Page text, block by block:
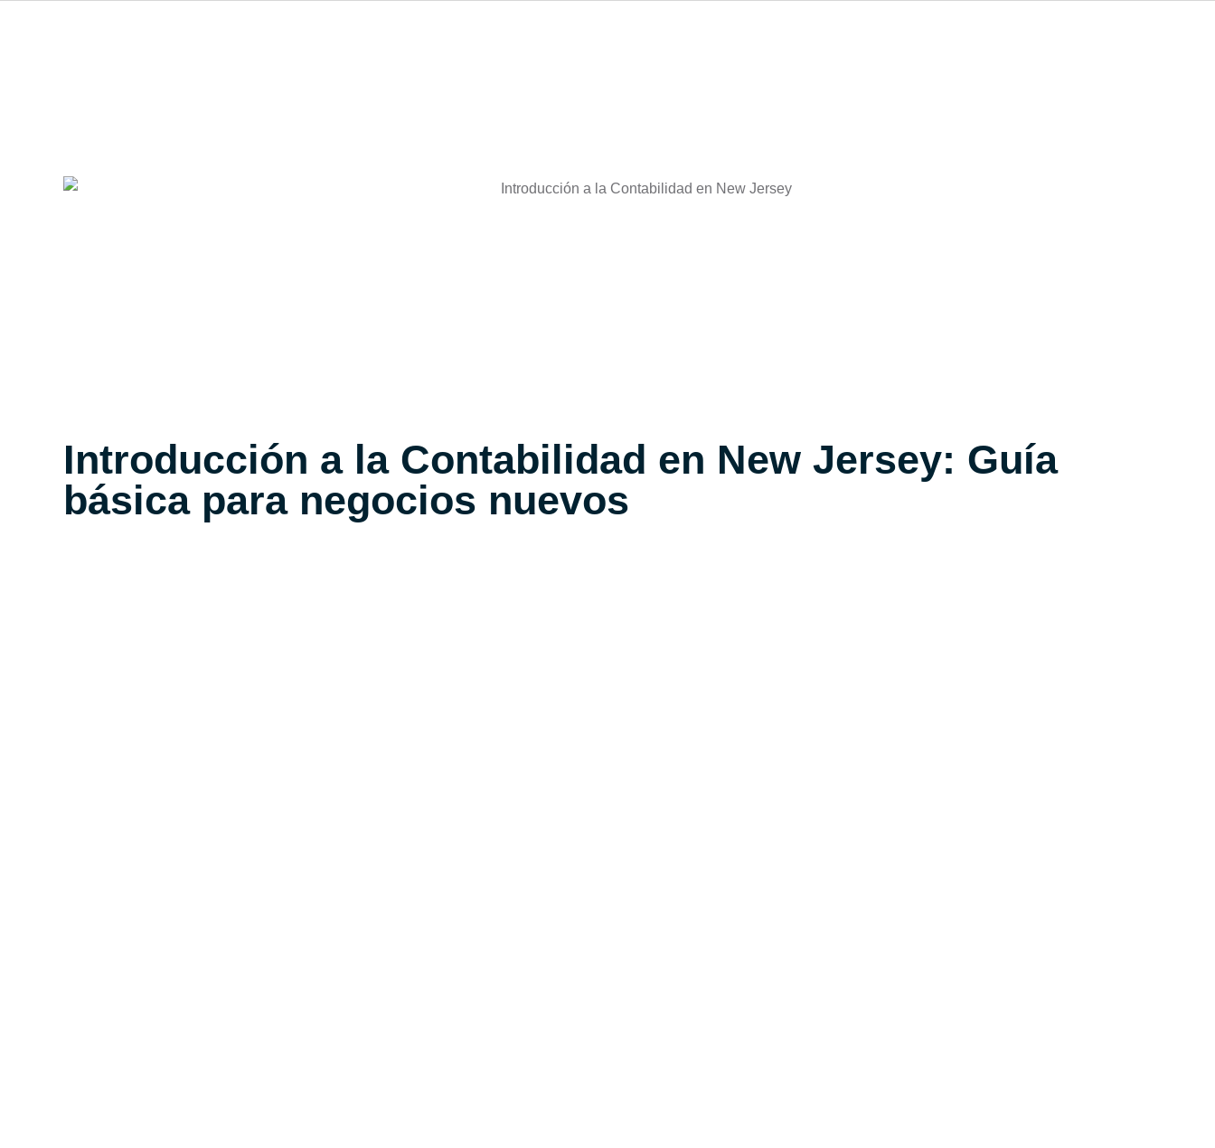
Introducción a la Contabilidad en New Jersey: Guía
básica para negocios nuevos